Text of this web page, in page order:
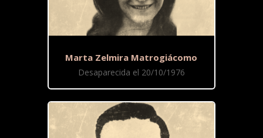
Marta Zelmira Matrogiácomo
Desaparecida el 20/10/1976